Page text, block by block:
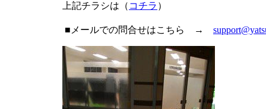
上記チラシは（ コチラ ）
■メールでの問合せはこちら →